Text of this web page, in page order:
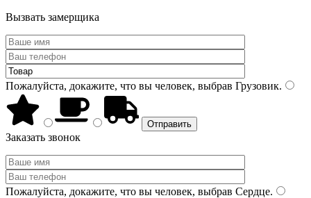
Вызвать замерщика
Пожалуйста, докажите, что вы человек, выбрав Грузовик.
Заказать звонок
Пожалуйста, докажите, что вы человек, выбрав Сердце.